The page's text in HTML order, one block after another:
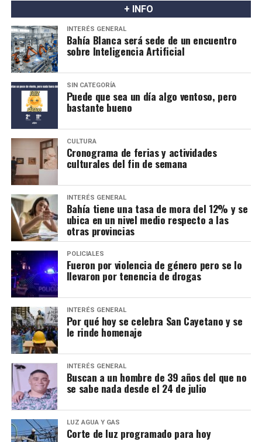
+ INFO
INTERÉS GENERAL
Bahía Blanca será sede de un encuentro
sobre Inteligencia Artificial
SIN CATEGORÍA
Puede que sea un día algo ventoso, pero
bastante bueno
CULTURA
Cronograma de ferias y actividades
culturales del fin de semana
INTERÉS GENERAL
Bahía tiene una tasa de mora del 12% y se
ubica en un nivel medio respecto a las
otras provincias
POLICIALES
Fueron por violencia de género pero se lo
llevaron por tenencia de drogas
INTERÉS GENERAL
Por qué hoy se celebra San Cayetano y se
le rinde homenaje
INTERÉS GENERAL
Buscan a un hombre de 39 años del que no
se sabe nada desde el 24 de julio
LUZ AGUA Y GAS
Corte de luz programado para hoy